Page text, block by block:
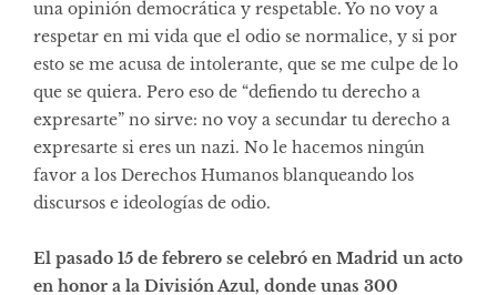
una opinión democrática y respetable. Yo no voy a
respetar en mi vida que el odio se normalice, y si por
esto se me acusa de intolerante, que se me culpe de lo
que se quiera. Pero eso de “defiendo tu derecho a
expresarte” no sirve: no voy a secundar tu derecho a
expresarte si eres un nazi. No le hacemos ningún
favor a los Derechos Humanos blanqueando los
discursos e ideologías de odio.
El pasado 15 de febrero se celebró en Madrid un acto
en honor a la División Azul, donde unas 300